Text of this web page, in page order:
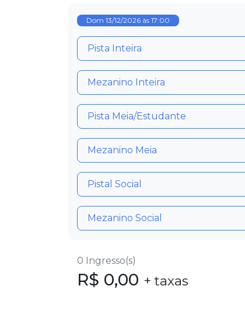
Dom 13/12/2026 às 17:00
Pista Inteira
Mezanino Inteira
Pista Meia/Estudante
Mezanino Meia
Pistal Social
Mezanino Social
0 Ingresso(s)
R$ 0,00 + taxas